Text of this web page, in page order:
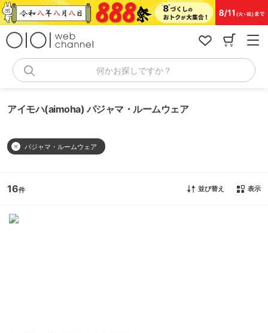
コ
ン
何かお探しですか？
アイモハ(aimoha) パジャマ・ルームウェア
パジャマ・ルームウェア
16 並び替え 表示